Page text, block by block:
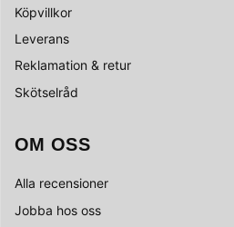
Köpvillkor
Leverans
Reklamation & retur
Skötselråd
OM OSS
Alla recensioner
Jobba hos oss